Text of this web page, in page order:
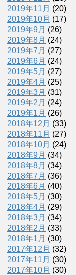
2019年11月 (20)
2019年10月 (17)
2019年9月 (26)
2019年8月 (24)
2019年7月 (27)
2019年6月 (24)
2019年5月 (27)
2019年4月 (25)
2019年3月 (31)
2019年2月 (24)
2019年1月 (26)
2018年12月 (33)
2018年11月 (27)
2018年10月 (24)
2018年9月 (34)
2018年8月 (34)
2018年7月 (36)
2018年6月 (40)
2018年5月 (30)
2018年4月 (29)
2018年3月 (34)
2018年2月 (33)
2018年1月 (30)
2017年12月 (32)
2017年11月 (30)
2017年10月 (30)